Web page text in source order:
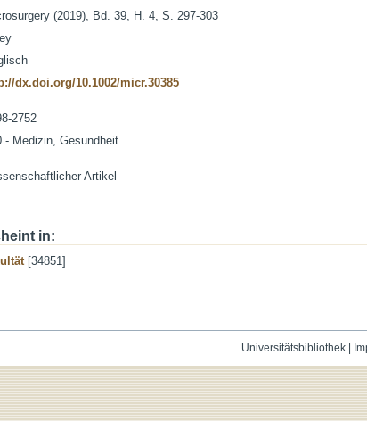
(2019), Bd. 39, H. 4, S. 297-303
dx.doi.org/10.1002/micr.30385
2752
- Medizin, Gesundheit
Artikel
in:
[34851]
Universitätsbibliothek|